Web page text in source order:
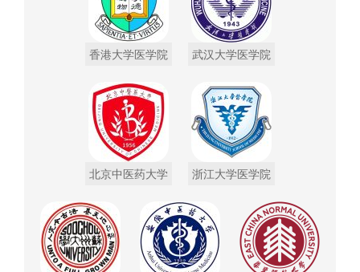
香港大学医学院 武汉大学医学院
北京中医药大学 浙江大学医学院